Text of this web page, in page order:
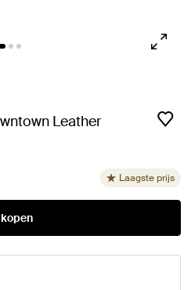
Leather
Laagste prijs